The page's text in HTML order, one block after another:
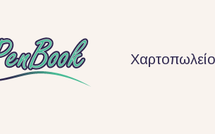
Χαρτοπωλείο